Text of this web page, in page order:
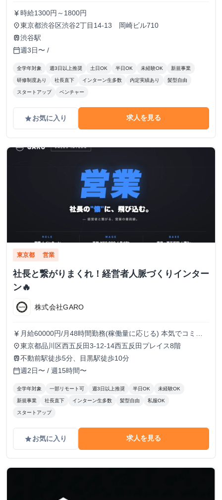
currency_yen 時給1300円～1800円
place東京都渋谷区渋谷2丁目14-13 岡崎ビル710
train渋谷駅
calendar_today週3日〜 /
全学年対象 週3日以上推奨 土日OK 半日OK 未経験OK 新規事業
研修制度あり 社長直下 インターン生多数 内定実績あり 髪型自由
スタートアップ ベンチャー
gradeお気に入り 求人を見る
東京都 営業
社長と繋がりまくれ！経営者人脈づくりインター
ン🔥
株式会社GARO
currency_yen 月給60000円/月48時間勤務(稼働量に応じる) 本気でコミッ
トすれば、学生でも圧倒的な実績と報酬を得られる環境で
す！
place東京都品川区西五反田3-12-14西五反田プレイス8階
train不動前駅徒歩5分、目黒駅徒歩10分
calendar_today週2日〜 / 週15時間〜
全学年対象 一部リモート可 週3日以上推奨 半日OK 未経験OK
新規事業 社長直下 インターン生多数 髪型自由 私服OK
スタートアップ
gradeお気に入り 求人を見る